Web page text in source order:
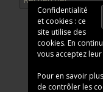
Confidentialité
et cookies : ce
site utilise des
cookies. En
vous acceptez
Pour en savoir
de contrôler les